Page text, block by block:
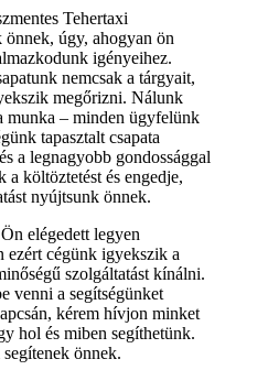
Tehertaxi
úgy, ahogyan ön
igényeihez.
nemcsak a tárgyait,
megőrizni. Nálunk
munka – minden ügyfelünk
tapasztalt csapata
a legnagyobb gondossággal
költöztetést és engedje,
nyújtsunk önnek.
elégedett legyen
ezért cégünk igyekszik a
szolgáltatást kínálni.
venni a segítségünket
kérem hívjon minket
hol és miben segíthetünk.
önnek.